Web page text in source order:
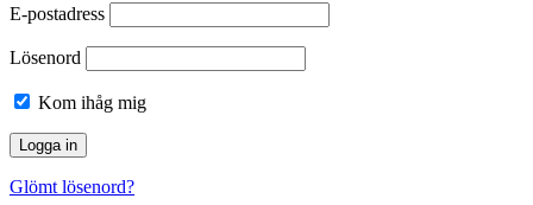
E-postadress
Lösenord
Kom ihåg mig
Glömt lösenord?